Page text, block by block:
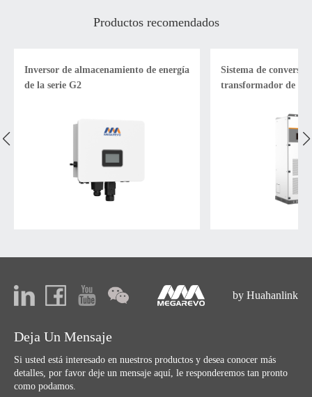
Productos recomendados
Inversor de almacenamiento de energía
de la serie G2
Sistema de
transformador de
Deja Un Mensaje
Si usted está interesado en nuestros productos y desea conocer más
detalles, por favor deje un mensaje aquí, le responderemos tan pronto
como podamos.
by Huahanlink